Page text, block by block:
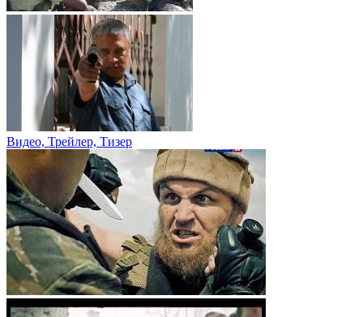
Видео, Трейлер, Тизер